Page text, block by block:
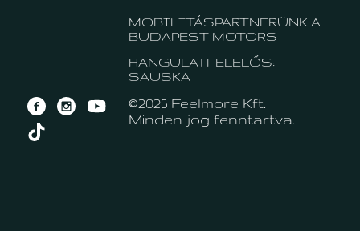
MOBILITÁSPARTNERÜNK A
BUDAPEST MOTORS
HANGULATFELELŐS:
SAUSKA
©2025 Feelmore Kft.
Minden jog fenntartva.